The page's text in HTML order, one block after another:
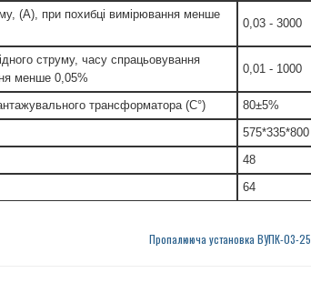
(А), при похибці вимірювання менше
0,03 - 3000
струму, часу спрацьовування
менше 0,05%
0,01 - 1000
трансформатора (С°)
80±5%
575*335*800
48
64
Пропалююча установка ВУПК-03-25